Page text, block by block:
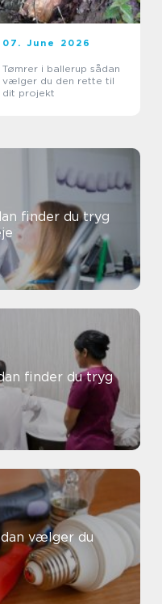
07. June 2026
Tømrer i ballerup sådan
vælger du den rette til
dit projekt